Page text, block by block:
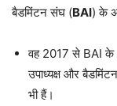
बैडमिंटन संघ (BAI) के
वह 2017 से BAI के
उपाध्यक्ष और
भी हैं।